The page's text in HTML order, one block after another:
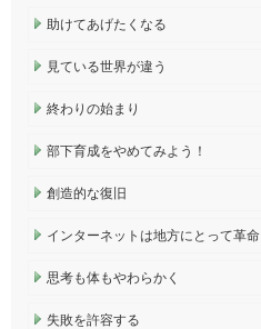
助けてあげたくなる
見ている世界が違う
終わりの始まり
部下育成をやめてみよう！
創造的な復旧
インターネットは地方にとって革命
思考も体もやわらかく
失敗を許容する